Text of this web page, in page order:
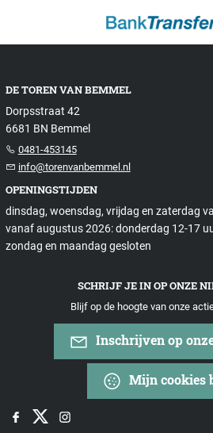
DE TOREN VAN BEMMEL
Dorpsstraat 42
6681 BN Bemmel
0481-453145
info@torenvanbemmel.nl
OPENINGSTIJDEN
dinsdag, woensdag, vrijdag en zaterdag
vanaf augustus 2026: donderdag 12-17
zondag en maandag gesloten
SCHRIJF JE IN OP ONZE
Blijf op de hoogte van onze
Inschrijven op
Mijn cookies